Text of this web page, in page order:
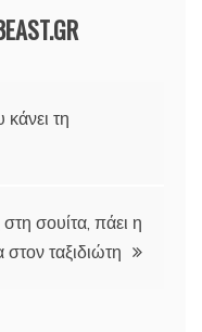
τη
σουίτα, πάει η
στον ταξιδιώτη